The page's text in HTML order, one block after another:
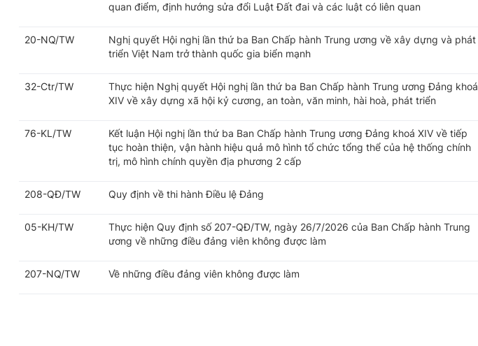
quan điểm, định hướng sửa đổi Luật Đất đai và các luật có liên quan
20-NQ/TW
Nghị quyết Hội nghị lần thứ ba Ban Chấp hành Trung ương về xây dựng và phát
triển Việt Nam trở thành quốc gia biển mạnh
32-Ctr/TW
Thực hiện Nghị quyết Hội nghị lần thứ ba Ban Chấp hành Trung ương Đảng khoá
XIV về xây dựng xã hội kỷ cương, an toàn, văn minh, hài hoà, phát triển
76-KL/TW
Kết luận Hội nghị lần thứ ba Ban Chấp hành Trung ương Đảng khoá XIV về tiếp
tục hoàn thiện, vận hành hiệu quả mô hình tổ chức tổng thể của hệ thống chính
trị, mô hình chính quyền địa phương 2 cấp
208-QĐ/TW Quy định về thi hành Điều lệ Đảng
05-KH/TW
Thực hiện Quy định số 207-QĐ/TW, ngày 26/7/2026 của Ban Chấp hành Trung
ương về những điều đảng viên không được làm
207-NQ/TW Về những điều đảng viên không được làm